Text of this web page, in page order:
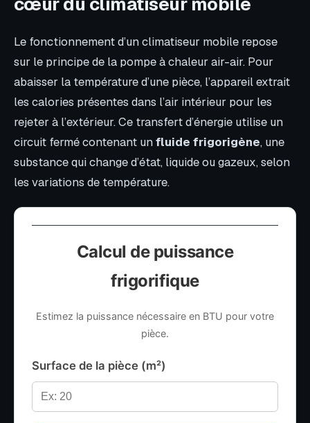
Le fonctionnement d’un climatiseur mobile repose
sur le principe de la pompe à chaleur air-air. Pour
abaisser la température d’une pièce, l’appareil extrait
les calories présentes dans l’air intérieur pour les
rejeter à l’extérieur. Ce transfert d’énergie utilise un
circuit fermé contenant unfluide frigorigène, une
substance qui change d’état, liquide ou gazeux, selon
les variations de température.
Calcul de puissance
frigorifique
Estimez la puissance nécessaire en BTU pour votre
pièce.
Surface de la pièce (m²)